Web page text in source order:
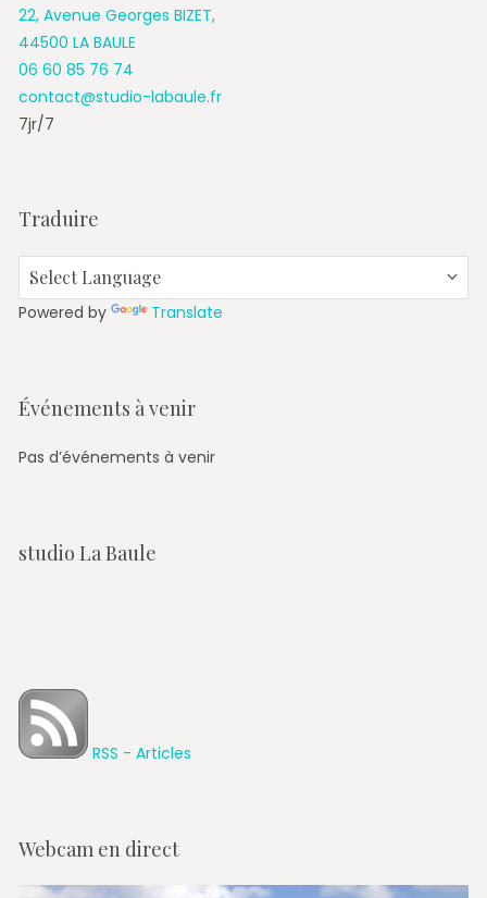
22, Avenue Georges BIZET,
44500 LA BAULE
06 60 85 76 74
contact@studio-labaule.fr
7jr/7
Traduire
Powered by Translate
Événements à venir
Pas d’événements à venir
studio La Baule
RSS - Articles
Webcam en direct